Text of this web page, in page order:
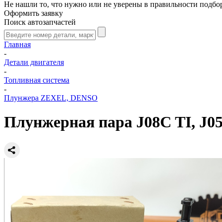
Не нашли то, что нужно или не уверены в правильности
Оформить заявку
Поиск автозапчастей
Главная
-
Детали двигателя
-
Топливная система
-
Плунжера ZEXEL, DENSO
Плунжерная пара J08C TI,